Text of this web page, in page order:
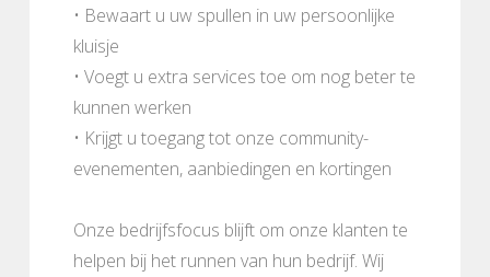
• Bewaart u uw spullen in uw persoonlijke
kluisje
• Voegt u extra services toe om nog beter te
kunnen werken
• Krijgt u toegang tot onze community-
evenementen, aanbiedingen en kortingen
Onze bedrijfsfocus blijft om onze klanten te
helpen bij het runnen van hun bedrijf. Wij